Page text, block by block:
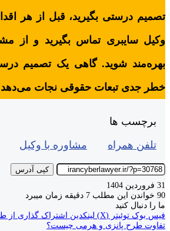
تصمیم درستی بگیرید، قبل از هر
وکیل سایبری تماس بگیرید و از
بهره‌مند شوید. گاهی یک تصمیم
خطر جدی تبعات حقوقی نجات
برچسب ها
تلفن همراه
مشاوره با وکیل
کپی آدرس
31 فروردین 1404
90 خواندن این مطلب 7 دقیقه زمان میبرد
ما را دنبال کنید
فیس بوک توئیتر (X) لینکدین اشتراک گذاری از
تفاوت طرح پانزی و هرمی چیست؟